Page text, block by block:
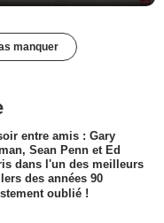
manquer
entre amis : Gary
Sean Penn et Ed
dans l'un des meilleurs
des années 90
oublié !